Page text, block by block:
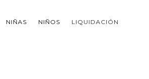
NIÑAS NIÑOS LIQUIDACIÓN